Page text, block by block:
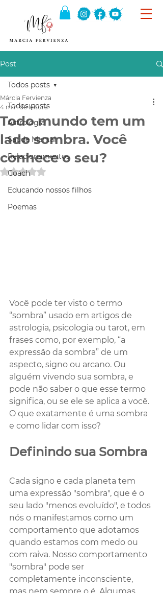
Post
Todos posts
Astrologia
Saúde Mental
Relacionamentos
Coach
Educando nossos filhos
Poemas
Todos posts
Todo mundo tem um
lado sombra. Você
conhece o seu?
Márcia Fervienza
4 min de leitura
Avaliado com NaN de 5 estrelas.
Você pode ter visto o termo
“sombra” usado em artigos de
astrologia, psicologia ou tarot, em
frases como, por exemplo, “a
expressão da sombra” de um
aspecto, signo ou arcano. Ou
alguém vivendo sua sombra, e
pode não saber o que esse termo
significa, ou se ele se aplica a você.
O que exatamente é uma sombra
e como lidar com isso?
Definindo sua Sombra
Cada signo e cada planeta tem
uma expressão "sombra", que é o
seu lado "menos evoluído", e todos
nós o manifestamos como um
comportamento que adotamos
quando estamos com medo ou
com raiva. Nosso comportamento
"sombra" pode ser
completamente inconsciente,